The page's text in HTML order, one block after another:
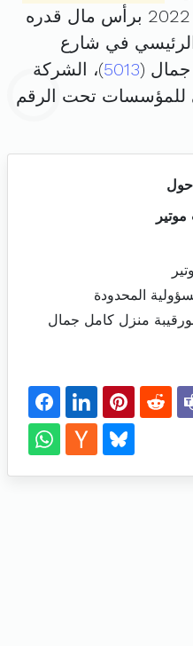
في شارع
جمال (5013)، الشركة
تحت الرقم
المحدودة
منزل كامل جمال